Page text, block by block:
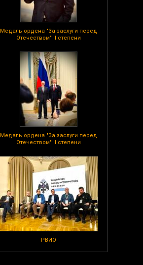
Медаль ордена "За заслуги перед
Отечеством" II степени
Медаль ордена "За заслуги перед
Отечеством" II степени
РВИО